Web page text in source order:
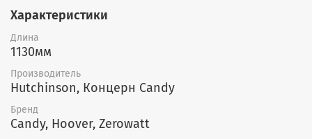
Характеристики
Длина
1130мм
Производитель
Hutchinson, Концерн Candy
Бренд
Candy, Hoover, Zerowatt